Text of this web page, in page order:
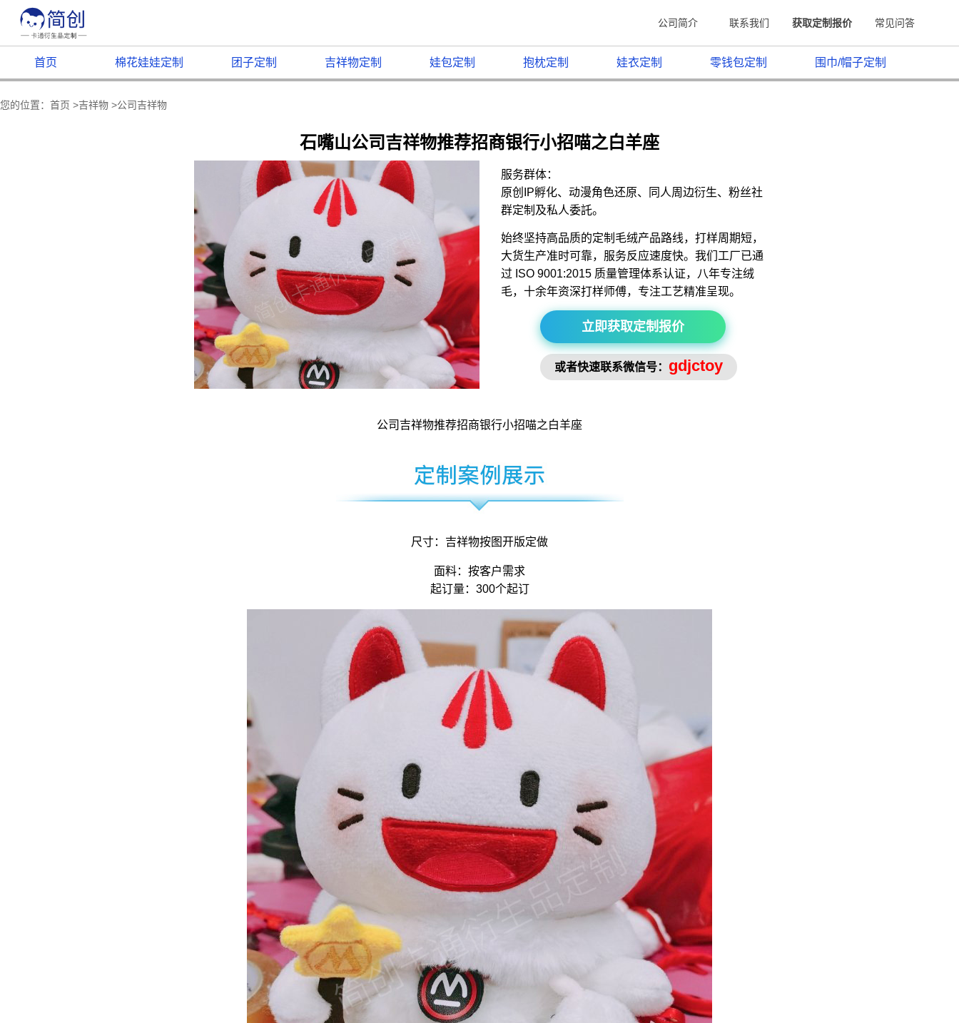
公司简介 联系我们 获取定制报价 常见问答
首页 棉花娃娃定制 团子定制 吉祥物定制 娃包定制 抱枕定制 娃衣定制 零钱包定制 围巾/帽子定制
您的位置： 首页 >吉祥物 >公司吉祥物
石嘴山公司吉祥物推荐招商银行小招喵之白羊座
服务群体：
原创IP孵化、动漫角色还原、同人周边衍生、粉丝社
群定制及私人委託。
始终坚持高品质的定制毛绒产品路线，打样周期短，
大货生产准时可靠，服务反应速度快。我们工厂已通
过 ISO 9001:2015 质量管理体系认证，八年专注绒
毛，十余年资深打样师傅，专注工艺精准呈现。
立即获取定制报价
或者快速联系微信号： gdjctoy
公司吉祥物推荐招商银行小招喵之白羊座
尺寸： 吉祥物按图开版定做
面料：按客户需求
起订量：300个起订